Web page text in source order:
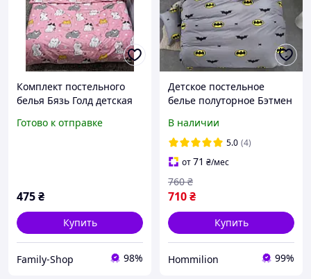
Комплект постельного
белья Бязь Голд детская
синем 110*150см
Готово к отправке
475₴
Купить
Family-Shop 98%
Детское постельное
белье полуторное Бэтмен
50*70 Бязь Голд
В наличии
5.0 (4)
от71 ₴/мес
710₴
760 ₴
Купить
Hommilion 99%